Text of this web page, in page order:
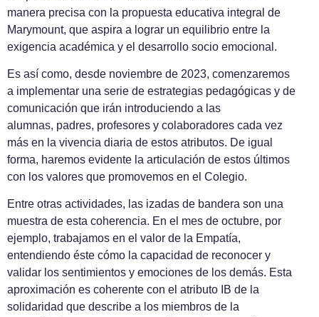
manera precisa con la propuesta educativa integral de
Marymount, que aspira a lograr un equilibrio entre la
exigencia académica y el desarrollo socio emocional.
Es así como, desde noviembre de 2023, comenzaremos
a implementar una serie de estrategias pedagógicas y de
comunicación que irán introduciendo a las
alumnas, padres, profesores y colaboradores cada vez
más en la vivencia diaria de estos atributos. De igual
forma, haremos evidente la articulación de estos últimos
con los valores que promovemos en el Colegio.
Entre otras actividades, las izadas de bandera son una
muestra de esta coherencia. En el mes de octubre, por
ejemplo, trabajamos en el valor de la Empatía,
entendiendo éste cómo la capacidad de reconocer y
validar los sentimientos y emociones de los demás. Esta
aproximación es coherente con el atributo IB de la
solidaridad que describe a los miembros de la